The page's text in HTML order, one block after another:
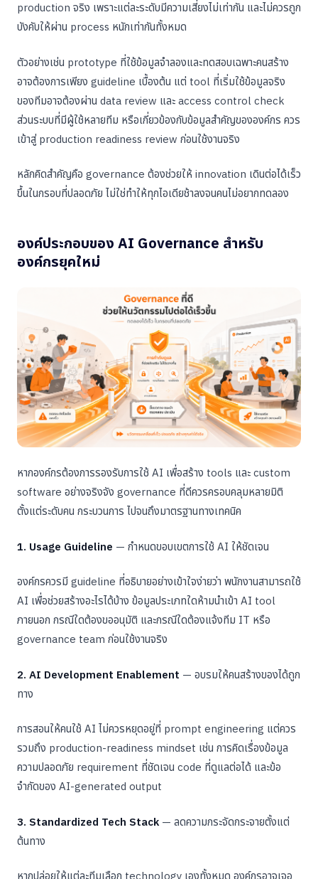
production จริง เพราะแต่ละระดับมีความเสี่ยงไม่เท่ากัน และไม่ควรถูก
บังคับให้ผ่าน process หนักเท่ากันทั้งหมด
ตัวอย่างเช่น prototype ที่ใช้ข้อมูลจำลองและทดสอบเฉพาะคนสร้าง
อาจต้องการเพียง guideline เบื้องต้น แต่ tool ที่เริ่มใช้ข้อมูลจริง
ของทีมอาจต้องผ่าน data review และ access control check
ส่วนระบบที่มีผู้ใช้หลายทีม หรือเกี่ยวข้องกับข้อมูลสำคัญขององค์กร ควร
เข้าสู่ production readiness review ก่อนใช้งานจริง
หลักคิดสำคัญคือ governance ต้องช่วยให้ innovation เดินต่อได้เร็ว
ขึ้นในกรอบที่ปลอดภัย ไม่ใช่ทำให้ทุกไอเดียช้าลงจนคนไม่อยากทดลอง
องค์ประกอบของ AI Governance สำหรับ
องค์กรยุคใหม่
หากองค์กรต้องการรองรับการใช้ AI เพื่อสร้าง tools และ custom
software อย่างจริงจัง governance ที่ดีควรครอบคลุมหลายมิติ
ตั้งแต่ระดับคน กระบวนการ ไปจนถึงมาตรฐานทางเทคนิค
1. Usage Guideline — กำหนดขอบเขตการใช้ AI ให้ชัดเจน
องค์กรควรมี guideline ที่อธิบายอย่างเข้าใจง่ายว่า พนักงานสามารถใช้
AI เพื่อช่วยสร้างอะไรได้บ้าง ข้อมูลประเภทใดห้ามนำเข้า AI tool
ภายนอก กรณีใดต้องขออนุมัติ และกรณีใดต้องแจ้งทีม IT หรือ
governance team ก่อนใช้งานจริง
2. AI Development Enablement — อบรมให้คนสร้างของได้ถูก
ทาง
การสอนให้คนใช้ AI ไม่ควรหยุดอยู่ที่ prompt engineering แต่ควร
รวมถึง production-readiness mindset เช่น การคิดเรื่องข้อมูล
ความปลอดภัย requirement ที่ชัดเจน code ที่ดูแลต่อได้ และข้อ
จำกัดของ AI-generated output
3. Standardized Tech Stack — ลดความกระจัดกระจายตั้งแต่
ต้นทาง
หากปล่อยให้แต่ละทีมเลือก technology เองทั้งหมด องค์กรอาจเจอ